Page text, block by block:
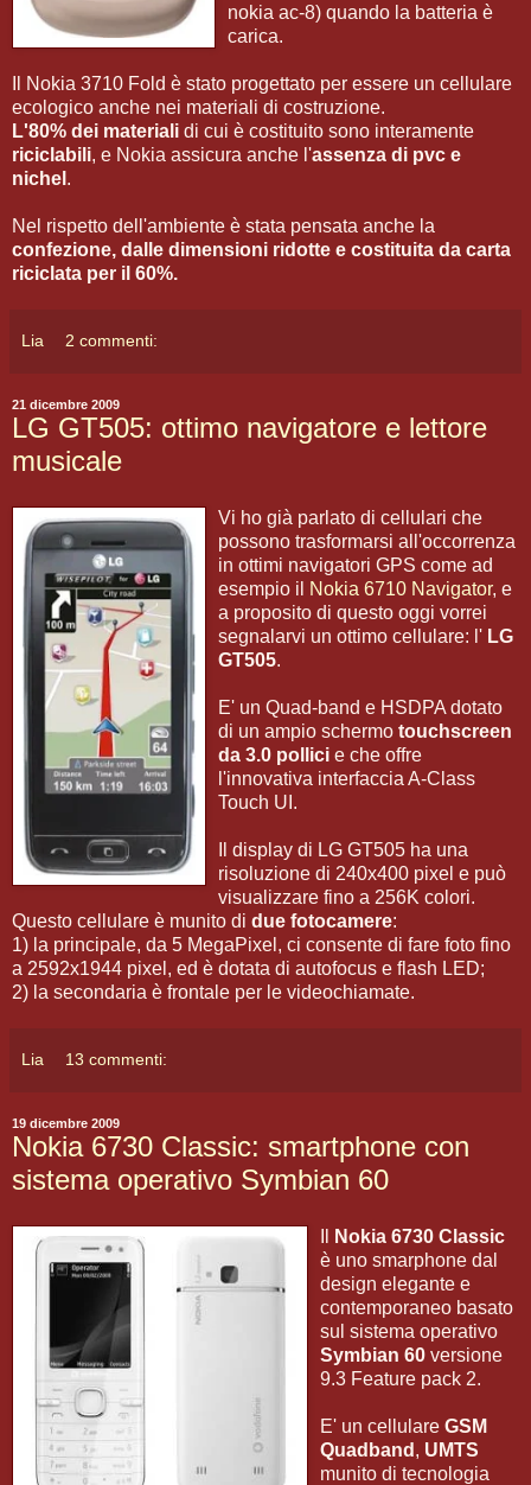
nokia ac-8) quando la batteria è
carica.
Il Nokia 3710 Fold è stato progettato per essere un cellulare
ecologico anche nei materiali di costruzione.
L'80% dei materiali di cui è costituito sono interamente
riciclabili, e Nokia assicura anche l'assenza di pvc e
nichel .
Nel rispetto dell'ambiente è stata pensata anche la
confezione, dalle dimensioni ridotte e costituita da carta
riciclata per il 60%.
Lia 2 commenti:
21 dicembre 2009
LG GT505: ottimo navigatore e lettore
musicale
Vi ho già parlato di cellulari che
possono trasformarsi all'occorrenza
in ottimi navigatori GPS come ad
esempio il
Nokia 6710 Navigator, e
a proposito di questo oggi vorrei
segnalarvi un ottimo cellulare: l' LG
GT505.
E' un Quad-band e HSDPA dotato
di un ampio schermo touchscreen
da 3.0 pollici e che offre
l'innovativa interfaccia A-Class
Touch UI.
Il display di LG GT505 ha una
risoluzione di 240x400 pixel e può
visualizzare fino a 256K colori.
Questo cellulare è munito di due fotocamere:
1) la principale, da 5 MegaPixel, ci consente di fare foto fino
a 2592x1944 pixel, ed è dotata di autofocus e flash LED;
2) la secondaria è frontale per le videochiamate.
Lia 13 commenti:
19 dicembre 2009
Nokia 6730 Classic: smartphone con
sistema operativo Symbian 60
Nokia 6730 Classic
è uno smarphone dal
design elegante e
contemporaneo basato
sul sistema operativo
Symbian 60 versione
9.3 Feature pack 2.
E' un cellulare GSM
Quadband , UMTS
munito di tecnologia